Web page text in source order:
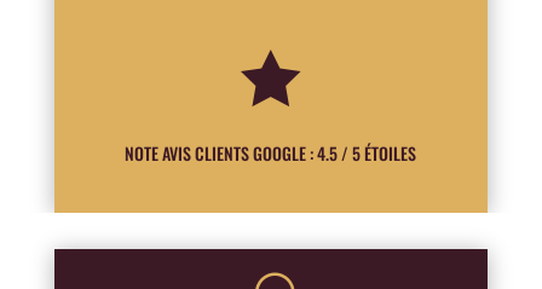

NOTE AVIS CLIENTS GOOGLE : 4.5 / 5 ÉTOILES